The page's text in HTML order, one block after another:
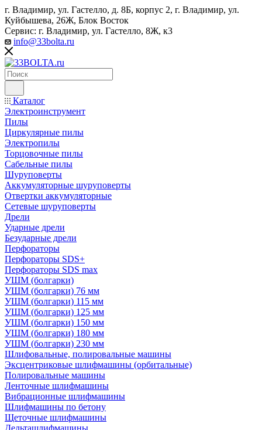
г. Владимир, ул. Гастелло, д. 8Б, корпус 2, г. Владимир, ул. ​
Куйбышева, 26Ж, Блок Восток
Сервис: г. Владимир, ул. Гастелло, 8Ж, к3
info@33bolta.ru
Каталог
Электроинструмент
Пилы
Циркулярные пилы
Электропилы
Торцовочные пилы
Сабельные пилы
Шуруповерты
Аккумуляторные шуруповерты
Отвертки аккумуляторные
Сетевые шуруповерты
Дрели
Ударные дрели
Безударные дрели
Перфораторы
Перфораторы SDS+
Перфораторы SDS max
УШМ (болгарки)
УШМ (болгарки) 76 мм
УШМ (болгарки) 115 мм
УШМ (болгарки) 125 мм
УШМ (болгарки) 150 мм
УШМ (болгарки) 180 мм
УШМ (болгарки) 230 мм
Шлифовальные, полировальные машины
Эксцентриковые шлифмашины (орбитальные)
Полировальные машины
Ленточные шлифмашины
Вибрационные шлифмашины
Шлифмашины по бетону
Щеточные шлифмашины
Дельташлифмашины